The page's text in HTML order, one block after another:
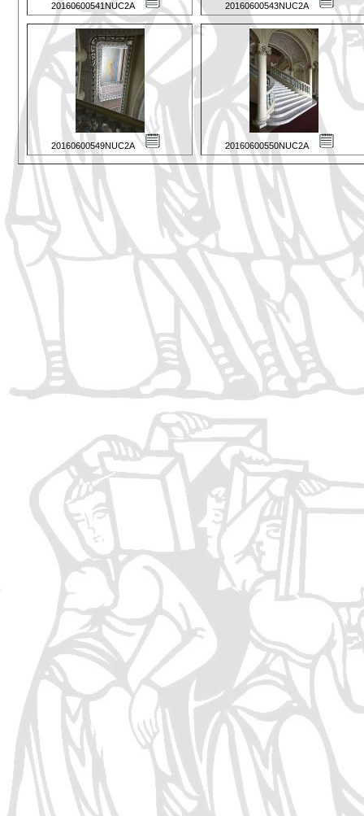
20160600541NUC2A 20160600543NUC2A
20160600549NUC2A 20160600550NUC2A